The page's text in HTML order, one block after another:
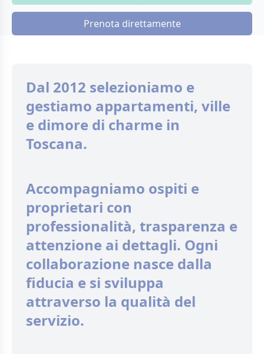
Prenota direttamente
Dal 2012 selezioniamo e
gestiamo appartamenti, ville
e dimore di charme in
Toscana.
Accompagniamo ospiti e
proprietari con
professionalità, trasparenza e
attenzione ai dettagli. Ogni
collaborazione nasce dalla
fiducia e si sviluppa
attraverso la qualità del
servizio.